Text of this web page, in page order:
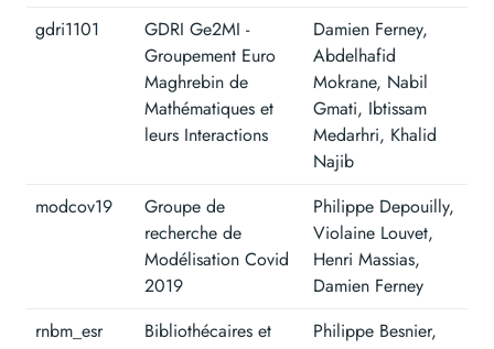
gdri1101
GDRI Ge2MI -
Groupement Euro
Maghrebin de
Mathématiques et
leurs Interactions
Damien Ferney,
Abdelhafid
Mokrane, Nabil
Gmati, Ibtissam
Medarhri, Khalid
Najib
modcov19
Groupe de
recherche de
Modélisation Covid
2019
Philippe Depouilly,
Violaine Louvet,
Henri Massias,
Damien Ferney
rnbm_esr
Bibliothécaires et
Philippe Besnier,